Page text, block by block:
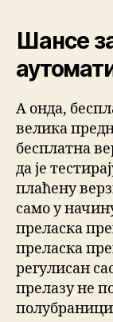
Шансе
А онда,
велика
бесплатна
да је
плаћену
само у
преласка
преласка
регулисан
прелазу не